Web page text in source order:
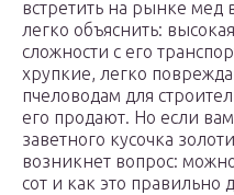
встретить на рынке мед
легко объяснить:
сложности с его
хрупкие, легко
пчеловодам для
его продают. Но если
заветного кусочка
возникнет вопрос:
сот и как это правильно